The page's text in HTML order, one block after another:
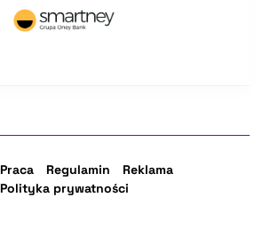
Praca Regulamin
Reklama
Polityka prywatności